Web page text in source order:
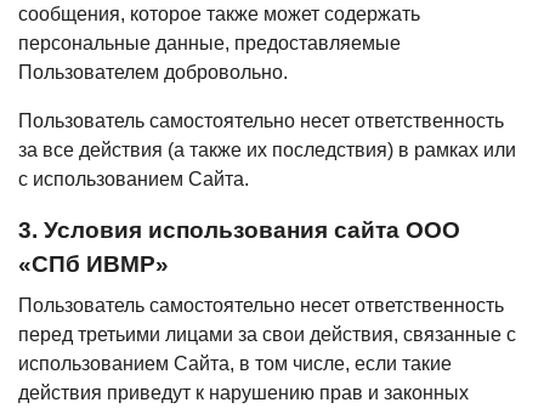
сообщения, которое также может содержать
персональные данные, предоставляемые
Пользователем добровольно.
Пользователь самостоятельно несет ответственность
за все действия (а также их последствия) в рамках или
с использованием Сайта.
3. Условия использования сайта ООО
«СПб ИВМР»
Пользователь самостоятельно несет ответственность
перед третьими лицами за свои действия, связанные с
использованием Сайта, в том числе, если такие
действия приведут к нарушению прав и законных